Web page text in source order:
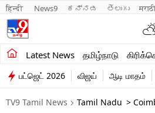
हिन्दी News9 ಕನ್ನಡ తెలుగు
Latest News தமிழ்நாடு
சமீபத்திய செய்திகள்
தமிழ்நாடு
இந்தியா
பட்ஜெட் 2026 விஜய் ஆடி மாதம்
TV9 Tamil News Tamil Nadu >